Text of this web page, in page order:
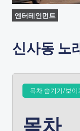
엔터테인먼트
신사동 노
목차 숨기기/보이
목차